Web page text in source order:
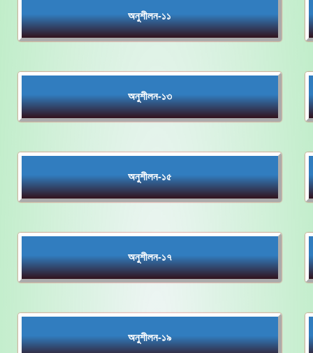
অনুশীলন-১১
অনুশীলন-১৩
অনুশীলন-১৫
অনুশীলন-১৭
অনুশীলন-১৯